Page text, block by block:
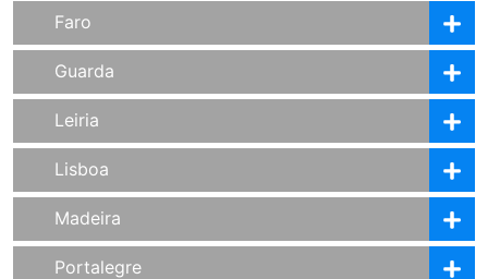
Faro
Guarda
Leiria
Lisboa
Madeira
Portalegre